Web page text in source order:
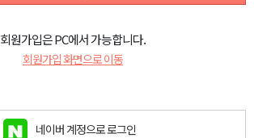
회원가입은 PC에서 가능합니다.
회원가입 화면으로 이동
네이버 계정으로 로그인